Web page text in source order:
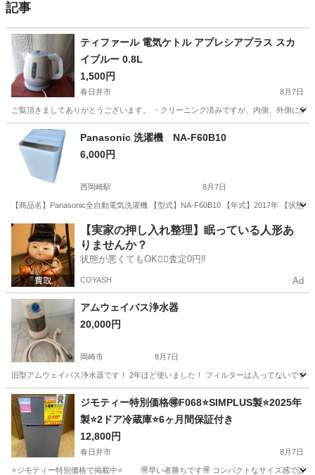
記事
ティファール 電気ケトル アプレシアプラス スカ
イブルー 0.8L
1,500円
春日井市 8月7日
ご覧頂きましてありがとうございます。 ・クリーニング済みですが、内側、外側に
愛知 春日井市 キッチン家電
Panasonic 洗濯機 NA-F60B10
6,000円
西岡崎駅 8月7日
【商品名】Panasonic全自動電気洗濯機 【型式】NA-F60B10 【年式】2017年 【状
愛知 岡崎市 西岡崎駅 生活家電
【実家の押し入れ整理】眠っている人形あ
りませんか？
状態が悪くてもOK🙆‍♀️査定0円‼️
COYASH Ad
アムウェイバス浄水器
20,000円
岡崎市 8月7日
旧型アムウェイバス浄水器です！ 2年ほど使いました！ フィルターは入ってないです
愛知 岡崎市
ジモティー特別価格🉐F068⭐️SIMPLUS製⭐️2025年
製⭐️2ドア冷蔵庫⭐️6ヶ月間保証付き
12,800円
春日井市 8月7日
⭐️ジモティー特別価格で掲載中⭐️ 🉐早い者勝ちです🉐 コンパクトなサイズ感で